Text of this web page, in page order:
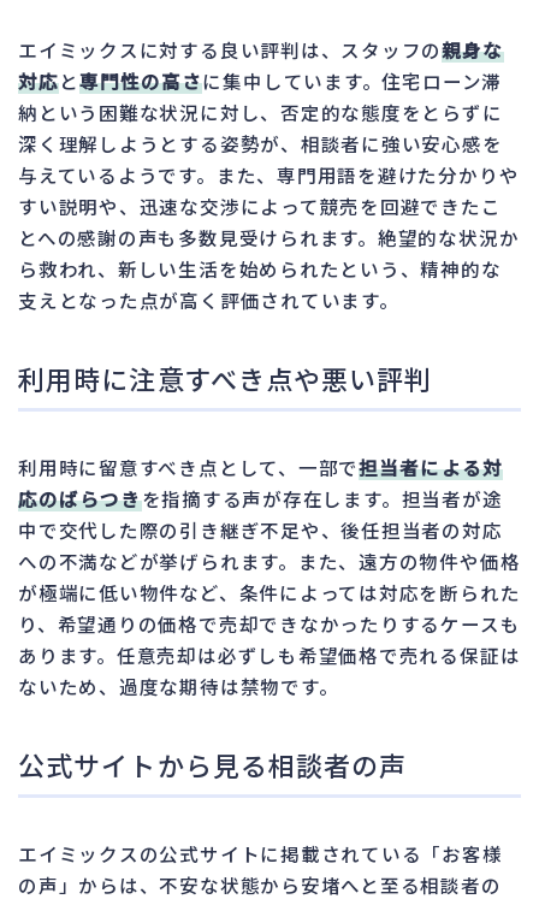
エイミックスに対する良い評判は、スタッフの親身な
対応と専門性の高さに集中しています。住宅ローン滞
納という困難な状況に対し、否定的な態度をとらずに
深く理解しようとする姿勢が、相談者に強い安心感を
与えているようです。また、専門用語を避けた分かりや
すい説明や、迅速な交渉によって競売を回避できたこ
とへの感謝の声も多数見受けられます。絶望的な状況か
ら救われ、新しい生活を始められたという、精神的な
支えとなった点が高く評価されています。
利用時に注意すべき点や悪い評判
利用時に留意すべき点として、一部で担当者による対
応のばらつきを指摘する声が存在します。担当者が途
中で交代した際の引き継ぎ不足や、後任担当者の対応
への不満などが挙げられます。また、遠方の物件や価格
が極端に低い物件など、条件によっては対応を断られた
り、希望通りの価格で売却できなかったりするケースも
あります。任意売却は必ずしも希望価格で売れる保証は
ないため、過度な期待は禁物です。
公式サイトから見る相談者の声
エイミックスの公式サイトに掲載されている「お客様
の声」からは、不安な状態から安堵へと至る相談者の